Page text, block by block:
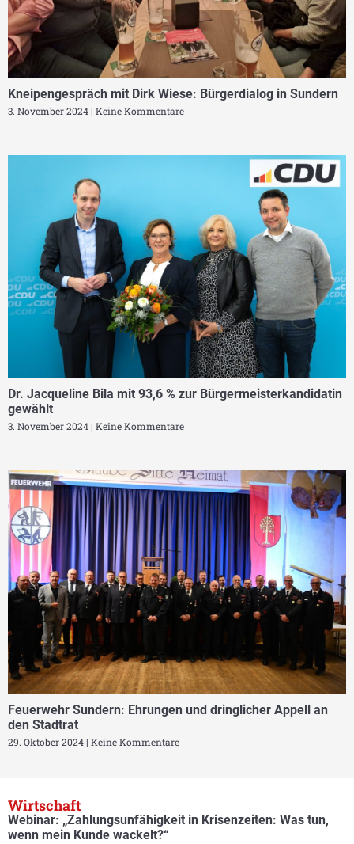
Kneipengespräch mit Dirk Wiese: Bürgerdialog in Sundern
3. November 2024 Keine Kommentare
Dr. Jacqueline Bila mit 93,6 % zur Bürgermeisterkandidatin
gewählt
3. November 2024 Keine Kommentare
Feuerwehr Sundern: Ehrungen und dringlicher Appell an
den Stadtrat
29. Oktober 2024 Keine Kommentare
Wirtschaft
Webinar: „Zahlungsunfähigkeit in Krisenzeiten: Was tun,
wenn mein Kunde wackelt?“